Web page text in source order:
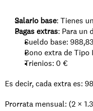
Salario base: Tienes
Pagas extras: Para un
Sueldo base:
Bono extra de Tipo
Trienios: 0 €
Es decir, cada extra es:
Prorrata mensual: (2 ×